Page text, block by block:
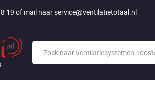
19 of mail naarservice@ventilatietotaal.nl